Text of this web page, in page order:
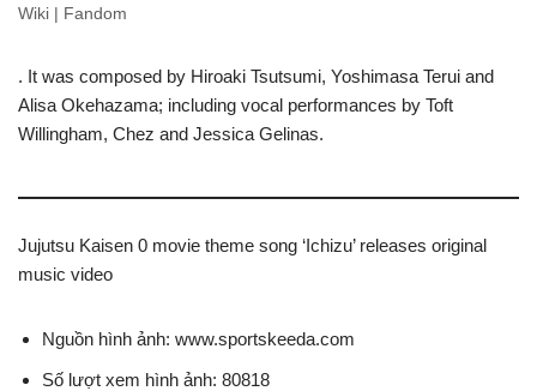
Wiki | Fandom
. It was composed by Hiroaki Tsutsumi, Yoshimasa Terui and
Alisa Okehazama; including vocal performances by Toft
Willingham, Chez and Jessica Gelinas.
Jujutsu Kaisen 0 movie theme song ‘Ichizu’ releases original
music video
Nguồn hình ảnh: www.sportskeeda.com
Số lượt xem hình ảnh: 80818